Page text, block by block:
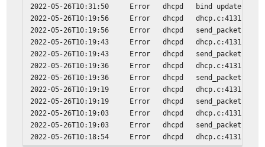
2022-05-26T10:31:50
Error dhcpd
bind update on
2022-05-26T10:19:56
Error dhcpd
dhcp.c:4131:
2022-05-26T10:19:56
Error dhcpd
send_packet:
2022-05-26T10:19:43
Error dhcpd
dhcp.c:4131:
2022-05-26T10:19:43
Error dhcpd
send_packet:
2022-05-26T10:19:36
Error dhcpd
dhcp.c:4131:
2022-05-26T10:19:36
Error dhcpd
send_packet:
2022-05-26T10:19:19
Error dhcpd
dhcp.c:4131:
2022-05-26T10:19:19
Error dhcpd
send_packet:
2022-05-26T10:19:03
Error dhcpd
dhcp.c:4131:
2022-05-26T10:19:03
Error dhcpd
send_packet:
2022-05-26T10:18:54
Error dhcpd
dhcp.c:4131: